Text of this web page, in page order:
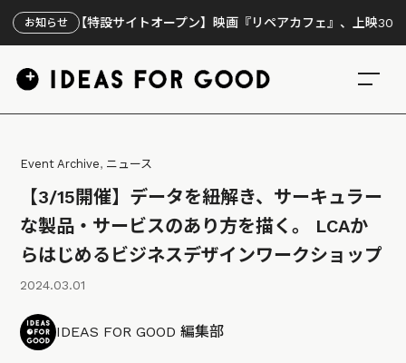
お知らせ
【特設サイトオープン】映画『リペアカフェ』、上映300回の先で
Event Archive, ニュース
【3/15開催】データを紐解き、サーキュラー
な製品・サービスのあり方を描く。 LCAか
らはじめるビジネスデザインワークショップ
2024.03.01
IDEAS FOR GOOD 編集部